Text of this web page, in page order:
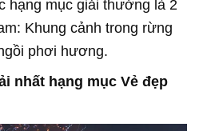
hạng mục giải thưởng là 2
Khung cảnh trong rừng
phơi hương.
nhất hạng mục Vẻ đẹp